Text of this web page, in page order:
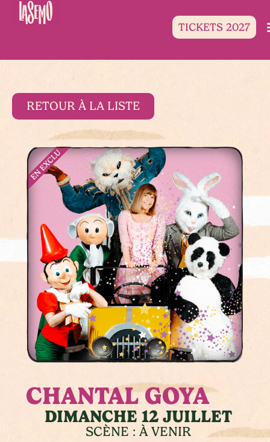
TICKETS 2027
RETOUR À LA LISTE
CHANTAL GOYA
DIMANCHE 12 JUILLET
SCÈNE : À VENIR